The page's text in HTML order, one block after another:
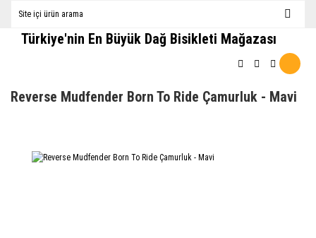
Türkiye'nin En Büyük Dağ Bisikleti Mağazası
Reverse Mudfender Born To Ride Çamurluk - Mavi